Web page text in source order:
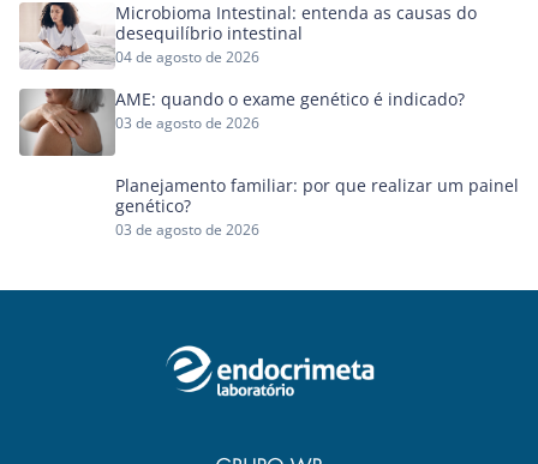
Microbioma Intestinal: entenda as causas do
desequilíbrio intestinal
04 de agosto de 2026
AME: quando o exame genético é indicado?
03 de agosto de 2026
Planejamento familiar: por que realizar um painel
genético?
03 de agosto de 2026